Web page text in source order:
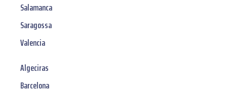
Salamanca
Saragossa
Valencia
Algeciras
Barcelona